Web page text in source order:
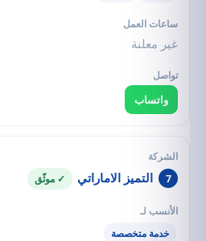
غير معلنة
واتساب
7 التميز الاماراتي ✓ موثّق
خدمة متخصصة